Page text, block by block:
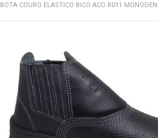
BOTA COURO ELASTICO BICO ACO R011